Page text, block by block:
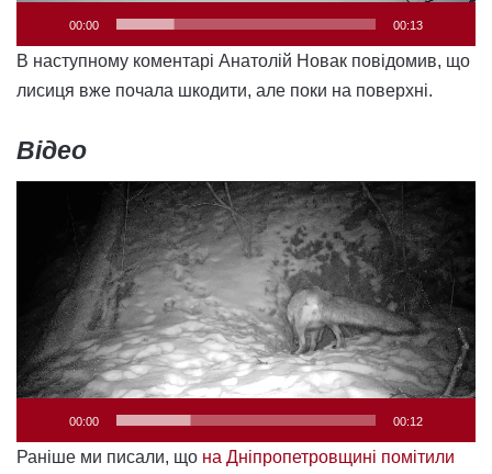
00:00 00:13
В наступному коментарі Анатолій Новак повідомив, що
лисиця вже почала шкодити, але поки на поверхні.
Відео
Відеопрогравач
00:00 00:12
Раніше ми писали, що на Дніпропетровщині помітили